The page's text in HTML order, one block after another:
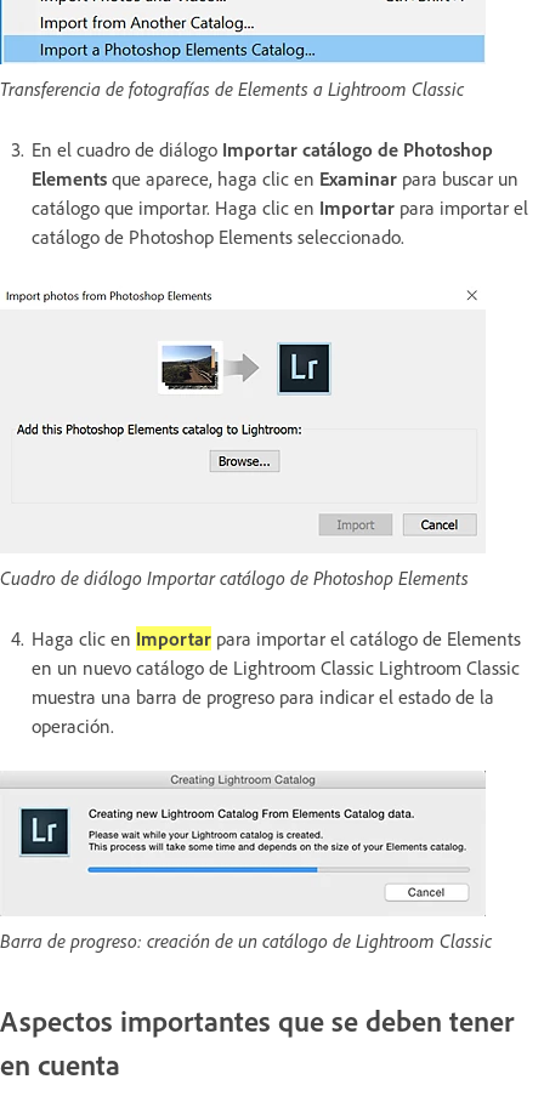
Transferencia de fotografías de Elements a Lightroom Classic
En el cuadro de diálogo Importar catálogo de Photoshop
Elements que aparece, haga clic en Examinar para buscar un
catálogo que importar. Haga clic en Importar para importar el
catálogo de Photoshop Elements seleccionado.
Cuadro de diálogo Importar catálogo de Photoshop Elements
Haga clic en Importar para importar el catálogo de Elements
en un nuevo catálogo de Lightroom Classic Lightroom Classic
muestra una barra de progreso para indicar el estado de la
operación.
Barra de progreso: creación de un catálogo de Lightroom Classic
Aspectos importantes que se deben tener
en cuenta